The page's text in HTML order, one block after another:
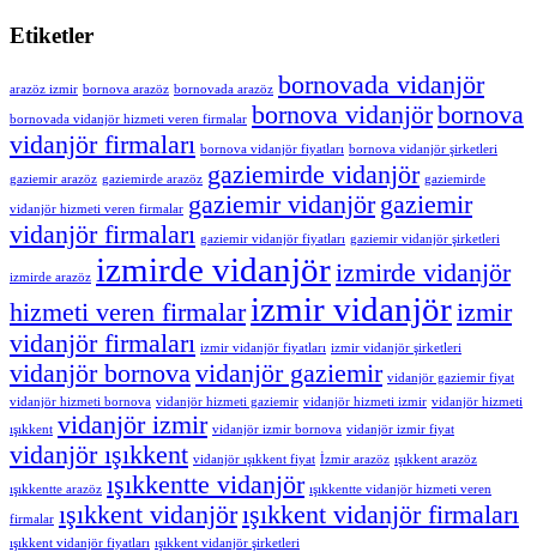
Etiketler
arazöz izmir bornova arazöz bornovada arazöz bornovada vidanjör
bornovada vidanjör hizmeti veren firmalar bornova vidanjörbornova
vidanjör firmaları bornova vidanjör fiyatları bornova vidanjör şirketleri
gaziemir arazöz gaziemirde arazöz gaziemirde vidanjör gaziemirde
vidanjör hizmeti veren firmalar gaziemir vidanjör gaziemir
vidanjör firmaları gaziemir vidanjör fiyatları gaziemir vidanjör şirketleri
izmirde arazöz izmirde vidanjörizmirde vidanjör
hizmeti veren firmalar izmir vidanjörizmir
vidanjör firmaları izmir vidanjör fiyatları izmir vidanjör şirketleri
vidanjör bornovavidanjör gaziemir vidanjör gaziemir fiyat
vidanjör hizmeti bornova vidanjör hizmeti gaziemir vidanjör hizmeti izmir vidanjör hizmeti
ışıkkent vidanjör izmir vidanjör izmir bornova vidanjör izmir fiyat
vidanjör ışıkkent vidanjör ışıkkent fiyat İzmir arazöz ışıkkent arazöz
ışıkkentte arazöz ışıkkentte vidanjör ışıkkentte vidanjör hizmeti veren
firmalar ışıkkent vidanjörışıkkent vidanjör firmaları
ışıkkent vidanjör fiyatları ışıkkent vidanjör şirketleri